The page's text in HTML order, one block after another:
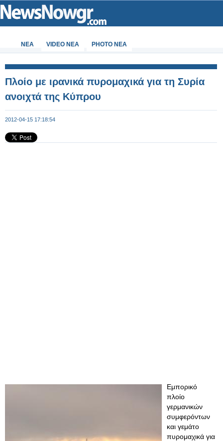
ΝΕΑ VIDEO NEA PHOTO NEA
Πλοίο με ιρανικά πυρομαχικά για τη Συρία
ανοιχτά της Κύπρου
2012-04-15 17:18:54
Εμπορικό
πλοίο
γερμανικών
συμφερόντων
και γεμάτο
πυρομαχικά για